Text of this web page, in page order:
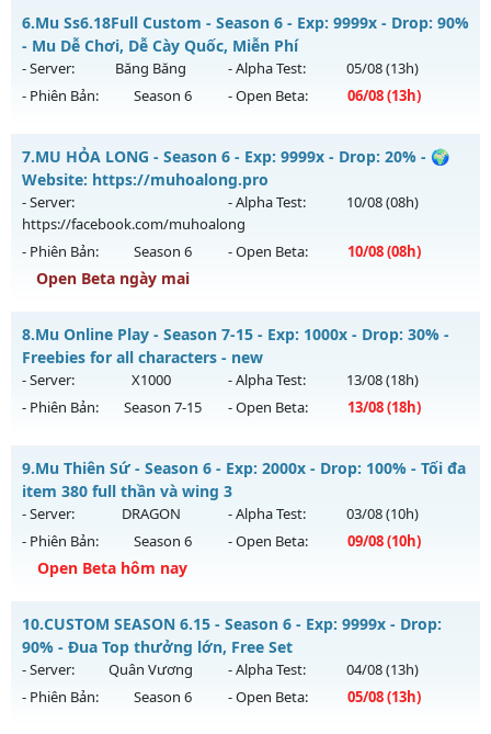
Kiểu reset: Reset In Game
Thể loại: Mu Nguyên bản Webzen
Antihack: antihack
MUHN2003 - không web shop cày chay
Mu mới ra tháng 08 2026 - Mở máy chủ
05/08/2626
Exp: 9999x - Drop: 50%
Thể loại: Mu Nguyên bản Webzen
Antihack: XSHield
6.Mu Ss6.18Full Custom - Season 6 - Exp: 9999x - Drop: 90%
- Mu Dễ Chơi, Dễ Cày Quốc, Miễn Phí
- Server: Băng Băng - Alpha Test: 05/08(13h)
- Phiên Bản:
Season 6 - Open Beta: 06/08(13h)
Mu Ss6.18Full Custom - Mu Dễ Chơi, Dễ Cày Quốc, Miễn Phí
Mu mới ra tháng 08 2026 - Mở máy chủ
ngày 06/08/2626
Exp: 9999x - Drop: 90%
Kiểu reset: Reset In Game
Antihack: Gold dragon
7.MU HỎA LONG - Season 6 - Exp: 9999x - Drop: 20% - 🌍
Website: https://muhoalong.pro
- Server:
https://facebook.com/muhoalong
- Alpha Test: 10/08(08h)
- Phiên Bản: Season 6 - Open Beta: 10/08(08h)
Open Beta ngày mai
MU HỎA LONG - 🌍 Website: https://muhoalong.pro
Mu mới ra tháng 08 2026 - Mở máy chủ
https://facebook.com/muhoalongvào 08h ngày
10/08/2626
Kiểu reset: Non Reset
Thể loại: Mu Nguyên bản Webzen
Antihack: XShield
8.Mu Online Play - Season 7-15 - Exp: 1000x - Drop: 30% -
Freebies for all characters - new
- Server: X1000 - Alpha Test: 13/08(18h)
- Phiên Bản:
Season 7-15 - Open Beta: 13/08(18h)
Mu Online Play - Freebies for all characters - new
Mu mới ra tháng 08 2026 - Mở máy chủ
13/08/2626
Exp: 1000x - Drop: 30%
Kiểu reset: Reset In Game
Antihack: AntiShield
9.Mu Thiên Sứ - Season 6 - Exp: 2000x - Drop: 100% - Tối đa
item 380 full thần và wing 3
- Server: DRAGON - Alpha Test: 03/08(10h)
- Phiên Bản:
Season 6 - Open Beta: 09/08(10h)
Open Beta hôm nay
Mu mới ra tháng 08 2026 - Mở máy chủ
ngày 09/08/2626
Exp: 2000x - Drop: 100%
10.CUSTOM SEASON 6.15 - Season 6 - Exp: 9999x - Drop:
90% - Đua Top thưởng lớn, Free Set
- Server: Quân Vương - Alpha Test: 04/08(13h)
- Phiên Bản:
Season 6 - Open Beta: 05/08(13h)